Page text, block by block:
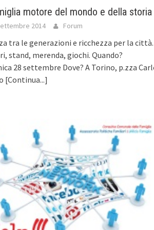
motore del mondo e della storia
2014 Forum
tra le generazioni e ricchezza per la città.
stand, merenda, giochi. Quando?
28 settembre Dove? A Torino, p.zza
[Continua...]